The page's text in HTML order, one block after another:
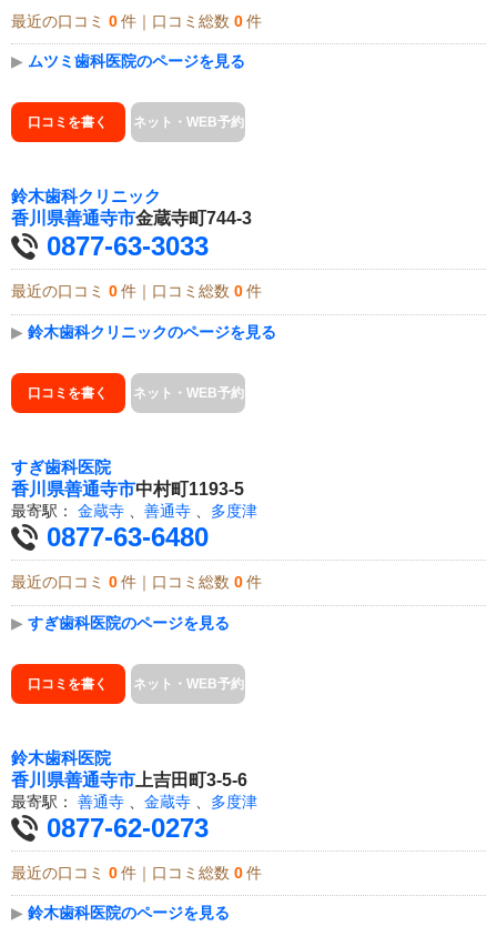
最近の口コミ 0 件｜口コミ総数 0 件
▶ ムツミ歯科医院のページを見る
口コミを書く ネット・WEB予約
鈴木歯科クリニック
香川県善通寺市金蔵寺町744-3
0877-63-3033
最近の口コミ 0 件｜口コミ総数 0 件
▶ 鈴木歯科クリニックのページを見る
口コミを書く ネット・WEB予約
すぎ歯科医院
香川県善通寺市中村町1193-5
最寄駅： 金蔵寺 善通寺 多度津
0877-63-6480
最近の口コミ 0 件｜口コミ総数 0 件
▶ すぎ歯科医院のページを見る
口コミを書く ネット・WEB予約
鈴木歯科医院
香川県善通寺市 上吉田町3-5-6
最寄駅： 善通寺 金蔵寺 多度津
0877-62-0273
最近の口コミ 0 件｜口コミ総数 0 件
▶ 鈴木歯科医院のページを見る